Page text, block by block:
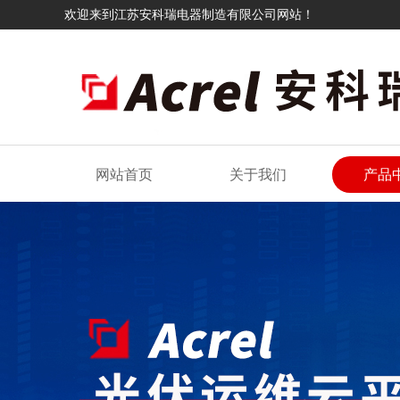
欢迎来到江苏安科瑞电器制造有限公司网站！
网站首页 关于我们 产品